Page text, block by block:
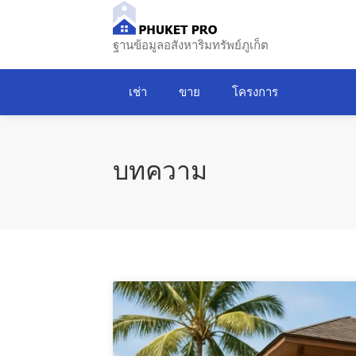
ฐานข้อมูลอสังหาริมทรัพย์ภูเก็ต
เช่า ขาย โครงการ
บทความ